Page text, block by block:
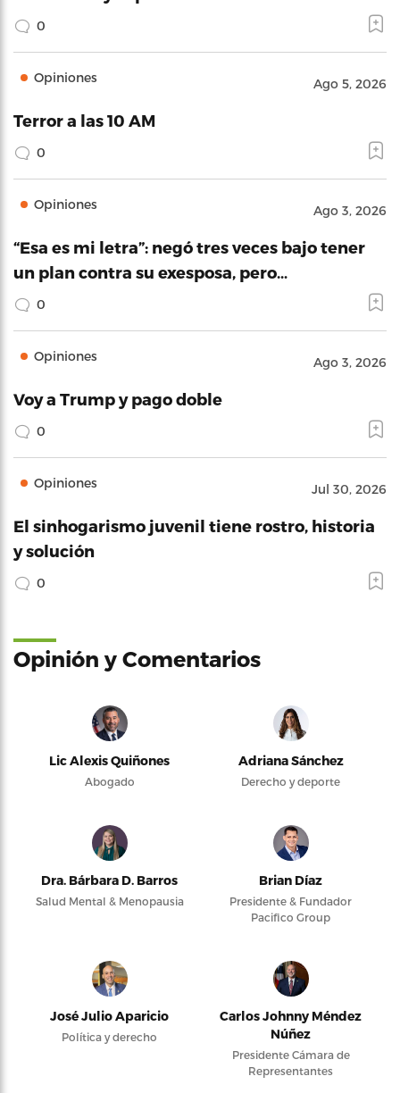
0
Opiniones Ago 5, 2026
Terror a las 10 AM
0
Opiniones Ago 3, 2026
“Esa es mi letra”: negó tres veces bajo tener
un plan contra su exesposa, pero…
0
Opiniones Ago 3, 2026
Voy a Trump y pago doble
0
Opiniones Jul 30, 2026
El sinhogarismo juvenil tiene rostro, historia
y solución
0
Opinión y Comentarios
Lic Alexis Quiñones
Abogado
Adriana Sánchez
Derecho y deporte
Dra. Bárbara D. Barros
Salud Mental & Menopausia
Brian Díaz
Presidente & Fundador
Pacifico Group
José Julio Aparicio
Política y derecho
Carlos Johnny Méndez
Núñez
Presidente Cámara de
Representantes